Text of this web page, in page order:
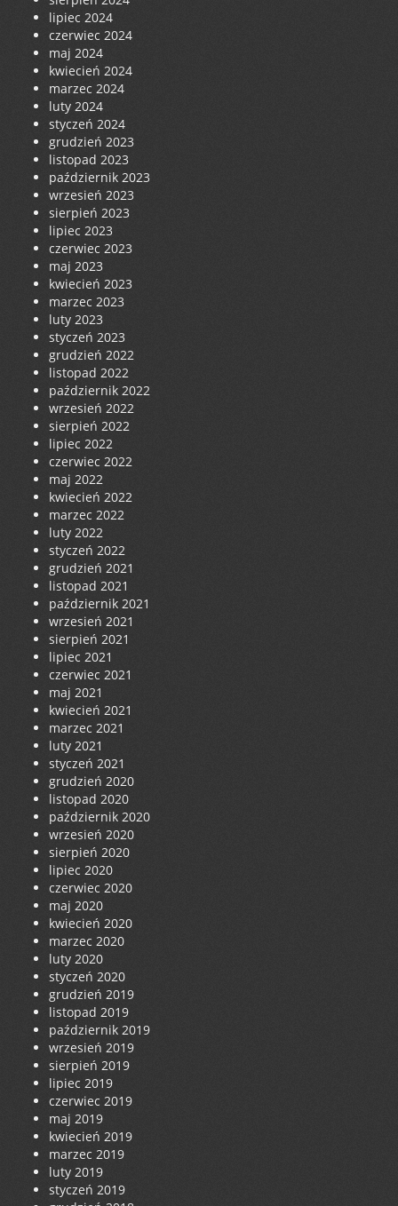
lipiec 2024
czerwiec 2024
maj 2024
kwiecień 2024
marzec 2024
luty 2024
styczeń 2024
grudzień 2023
listopad 2023
październik 2023
wrzesień 2023
sierpień 2023
lipiec 2023
czerwiec 2023
maj 2023
kwiecień 2023
marzec 2023
luty 2023
styczeń 2023
grudzień 2022
listopad 2022
październik 2022
wrzesień 2022
sierpień 2022
lipiec 2022
czerwiec 2022
maj 2022
kwiecień 2022
marzec 2022
luty 2022
styczeń 2022
grudzień 2021
listopad 2021
październik 2021
wrzesień 2021
sierpień 2021
lipiec 2021
czerwiec 2021
maj 2021
kwiecień 2021
marzec 2021
luty 2021
styczeń 2021
grudzień 2020
listopad 2020
październik 2020
wrzesień 2020
sierpień 2020
lipiec 2020
czerwiec 2020
maj 2020
kwiecień 2020
marzec 2020
luty 2020
styczeń 2020
grudzień 2019
listopad 2019
październik 2019
wrzesień 2019
sierpień 2019
lipiec 2019
czerwiec 2019
maj 2019
kwiecień 2019
marzec 2019
luty 2019
styczeń 2019